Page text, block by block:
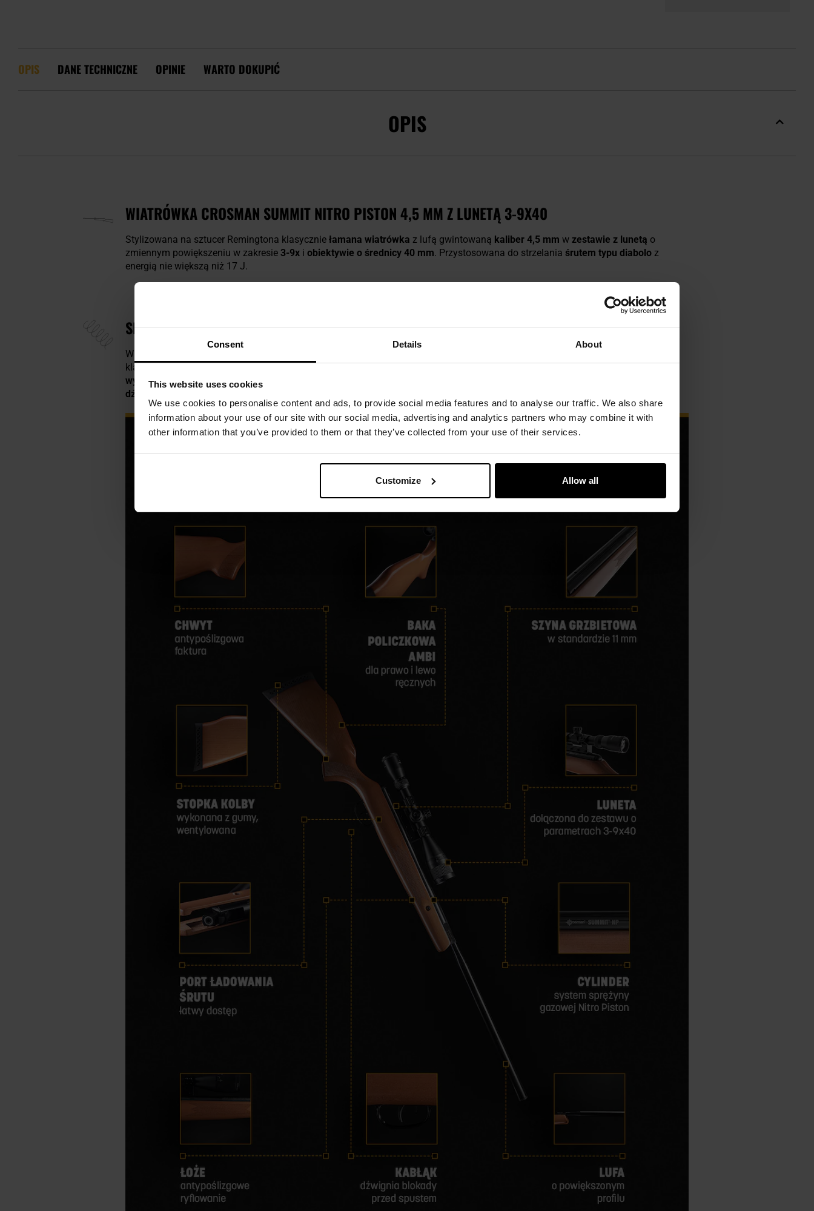
Consent Details About
This website uses cookies
We use cookies to personalise content and ads, to provide social media features and to analyse our traffic. We also share
information about your use of our site with our social media, advertising and analytics partners who may combine it with
other information that you’ve provided to them or that they’ve collected from your use of their services.
Customize Allow all
OPIS DANE TECHNICZNE OPINIE WARTO DOKUPIĆ
OPIS
WIATRÓWKA CROSMAN SUMMIT NITRO PISTON 4,5 MM Z LUNETĄ 3-9X40
Stylizowana na sztucer Remingtona klasycznie łamana wiatrówka z lufą gwintowaną kaliber 4,5 mm w zestawie z lunetą o
zmiennym powiększeniu w zakresie 3-9x i obiektywie o średnicy 40 mm. Przystosowana do strzelania śrutem typu diabolo z
energią nie większą niż 17 J.
SPRĘŻYNA GAZOWA NITRO PISTON, LUFA O POWIĘKSZONYM PROFILU
W modelu Summit zastosowano
klasycznej sprężyny. Ponadto mechanizmpracuje ciszej, a śrut wystrzeliwany z lufy zachowuje swoją nominalnąprekość
wylotową 305 m/s nawet po 25 000 strzałach
dźwignię do napinania wiatrówki